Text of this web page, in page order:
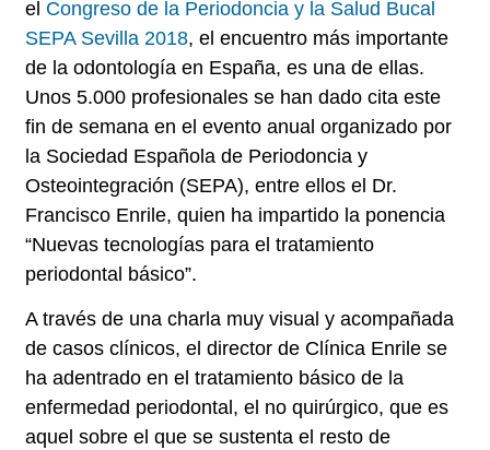
el Congreso de la Periodoncia y la Salud Bucal
SEPA Sevilla 2018, el encuentro más importante
de la odontología en España, es una de ellas.
Unos5.000 profesionales se han dado cita este
fin de semana en el evento anual organizado por
la Sociedad Española de Periodoncia y
Osteointegración (SEPA), entre ellos el Dr.
Francisco Enrile, quien ha impartido la ponencia
“Nuevas tecnologías para el tratamiento
periodontal básico”.
A través de una charla muy visual y acompañada
de casos clínicos, el director de Clínica Enrile se
ha adentrado en el tratamiento básico de la
enfermedad periodontal, el no quirúrgico, que es
aquel sobre el que se sustenta el resto de